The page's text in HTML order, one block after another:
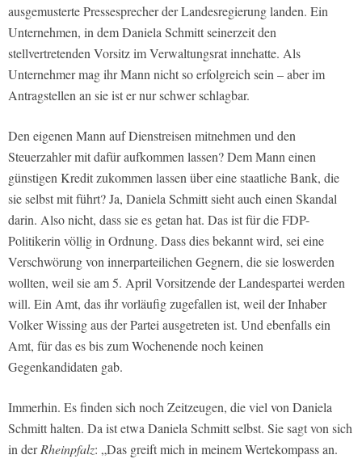
ausgemusterte Pressesprecher der Landesregierung landen. Ein
Unternehmen, in dem Daniela Schmitt seinerzeit den
stellvertretenden Vorsitz im Verwaltungsrat innehatte. Als
Unternehmer mag ihr Mann nicht so erfolgreich sein – aber im
Antragstellen an sie ist er nur schwer schlagbar.
Den eigenen Mann auf Dienstreisen mitnehmen und den
Steuerzahler mit dafür aufkommen lassen? Dem Mann einen
günstigen Kredit zukommen lassen über eine staatliche Bank, die
sie selbst mit führt? Ja, Daniela Schmitt sieht auch einen Skandal
darin. Also nicht, dass sie es getan hat. Das ist für die FDP-
Politikerin völlig in Ordnung. Dass dies bekannt wird, sei eine
Verschwörung von innerparteilichen Gegnern, die sie loswerden
wollten, weil sie am 5. April Vorsitzende der Landespartei werden
will. Ein Amt, das ihr vorläufig zugefallen ist, weil der Inhaber
Volker Wissing aus der Partei ausgetreten ist. Und ebenfalls ein
Amt, für das es bis zum Wochenende noch keinen
Gegenkandidaten gab.
Immerhin. Es finden sich noch Zeitzeugen, die viel von Daniela
Schmitt halten. Da ist etwa Daniela Schmitt selbst. Sie sagt von sich
in derRheinpfalz: „Das greift mich in meinem Wertekompass an.